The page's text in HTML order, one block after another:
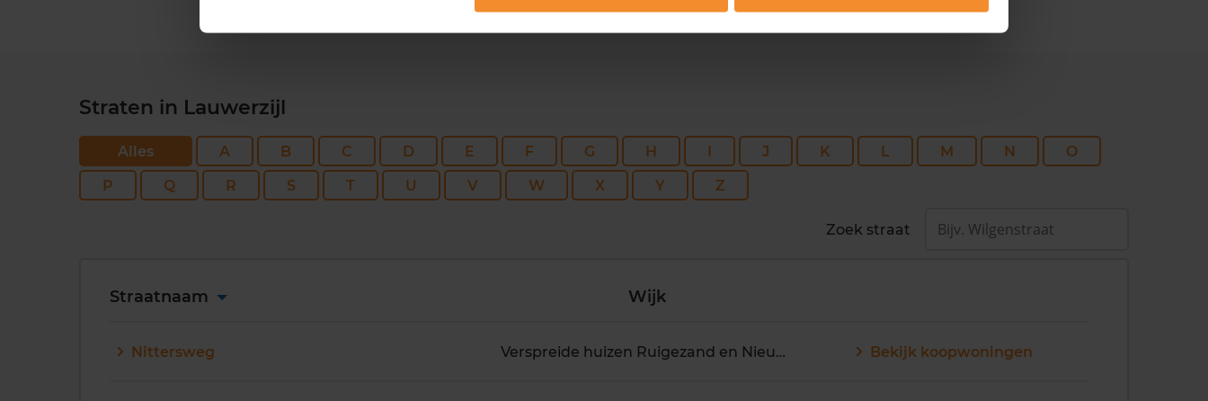
Straten in Lauwerzijl
Alles A B C D E F G H I J K L M N
O
P
Q R S T U V W X Y Z
Zoek straat
Straatnaam Wijk
Nittersweg Verspreide huizen Ruigezand en Nieuwe Ruigezand Bekijk koopwoningen